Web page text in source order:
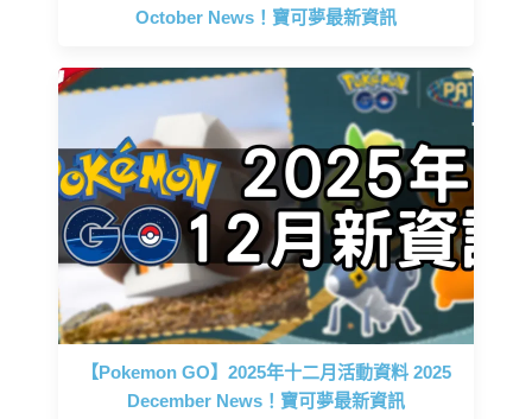
October News！寶可夢最新資訊
【Pokemon GO】2025年十二月活動資料 2025
December News！寶可夢最新資訊